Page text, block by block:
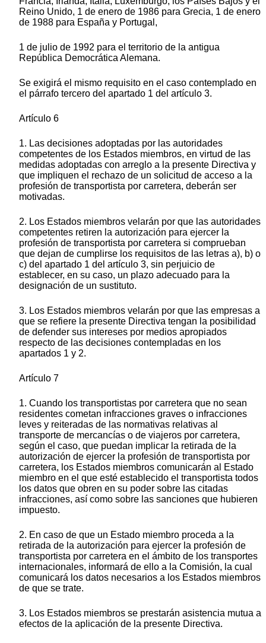
Reino Unido, 1 de enero de 1986 para Grecia, 1 de enero
de 1988 para España y Portugal,
1 de julio de 1992 para el territorio de la antigua
República Democrática Alemana.
Se exigirá el mismo requisito en el caso contemplado en
el párrafo tercero del apartado 1 del artículo 3.
Artículo 6
1. Las decisiones adoptadas por las autoridades
competentes de los Estados miembros, en virtud de las
medidas adoptadas con arreglo a la presente Directiva y
que impliquen el rechazo de un solicitud de acceso a la
profesión de transportista por carretera, deberán ser
motivadas.
2. Los Estados miembros velarán por que las autoridades
competentes retiren la autorización para ejercer la
profesión de transportista por carretera si comprueban
que dejan de cumplirse los requisitos de las letras a), b) o
c) del apartado 1 del artículo 3, sin perjuicio de
establecer, en su caso, un plazo adecuado para la
designación de un sustituto.
3. Los Estados miembros velarán por que las empresas a
que se refiere la presente Directiva tengan la posibilidad
de defender sus intereses por medios apropiados
respecto de las decisiones contempladas en los
apartados 1 y 2.
Artículo 7
1. Cuando los transportistas por carretera que no sean
residentes cometan infracciones graves o infracciones
leves y reiteradas de las normativas relativas al
transporte de mercancías o de viajeros por carretera,
según el caso, que puedan implicar la retirada de la
autorización de ejercer la profesión de transportista por
carretera, los Estados miembros comunicarán al Estado
miembro en el que esté establecido el transportista todos
los datos que obren en su poder sobre las citadas
infracciones, así como sobre las sanciones que hubieren
impuesto.
2. En caso de que un Estado miembro proceda a la
retirada de la autorización para ejercer la profesión de
transportista por carretera en el ámbito de los transportes
internacionales, informará de ello a la Comisión, la cual
comunicará los datos necesarios a los Estados miembros
de que se trate.
3. Los Estados miembros se prestarán asistencia mutua a
efectos de la aplicación de la presente Directiva.